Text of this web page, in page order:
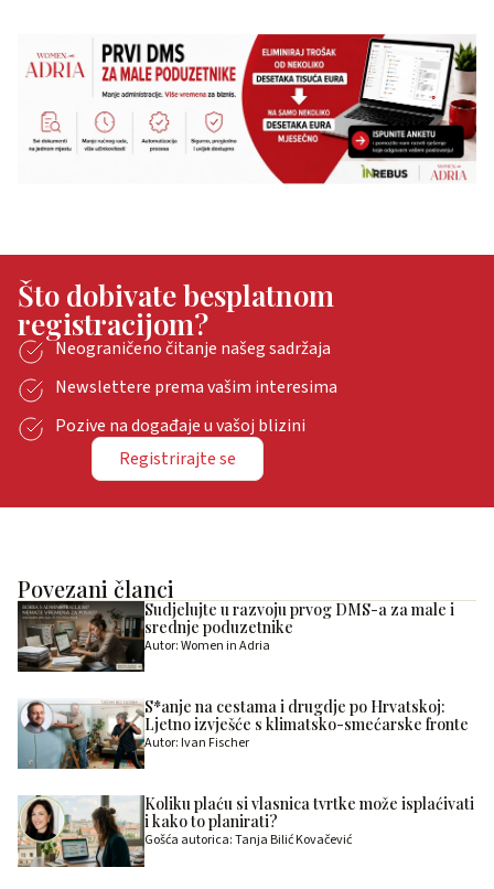
Što dobivate besplatnom
registracijom?
Neograničeno čitanje našeg sadržaja
Newslettere prema vašim interesima
Pozive na događaje u vašoj blizini
Registrirajte se
Povezani članci
Sudjelujte u razvoju prvog DMS-a za male i
srednje poduzetnike
Autor: Women in Adria
S*anje na cestama i drugdje po Hrvatskoj:
Ljetno izvješće s klimatsko-smećarske fronte
Autor: Ivan Fischer
Koliku plaću si vlasnica tvrtke može isplaćivati
i kako to planirati?
Gošća autorica: Tanja Bilić Kovačević